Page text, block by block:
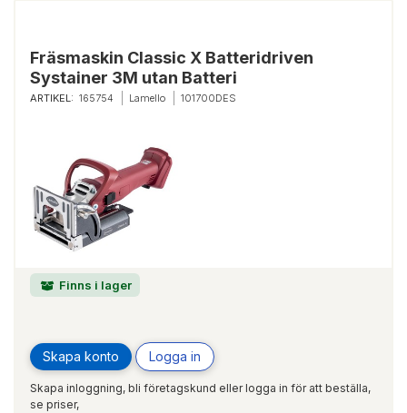
Fräsmaskin Classic X Batteridriven
Systainer 3M utan Batteri
ARTIKEL: 165754 Lamello 101700DES
Finns i lager
Skapa konto Logga in
Skapa inloggning, bli företagskund eller logga in för att beställa,
se priser,